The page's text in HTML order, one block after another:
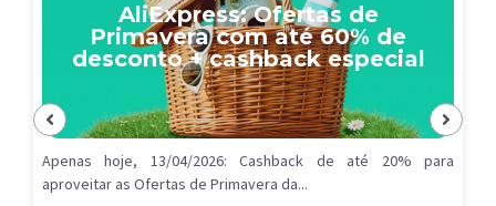
AliExpress: Ofertas de
Primavera com até 60% de
desconto + cashback especial
Apenas hoje, 13/04/2026: Cashback de até 20% para
aproveitar as Ofertas de Primavera da...